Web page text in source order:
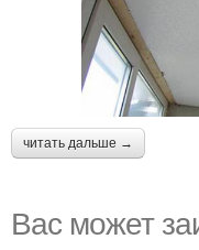
читать дальше →
Вас может